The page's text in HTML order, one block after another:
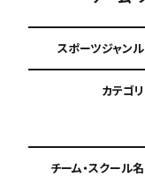
スポーツジャンル
カテゴリ
チーム・スクール名